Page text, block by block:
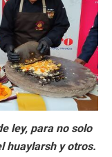
ley, para no solo
huaylarsh y otros.